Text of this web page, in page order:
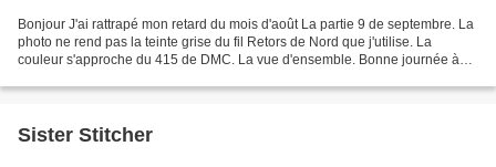
Bonjour J'ai rattrapé mon retard du mois d'août La partie 9 de septembre. La
photo ne rend pas la teinte grise du fil Retors de Nord que j'utilise. La
couleur s'approche du 415 de DMC. La vue d'ensemble. Bonne journée à
Sister Stitcher